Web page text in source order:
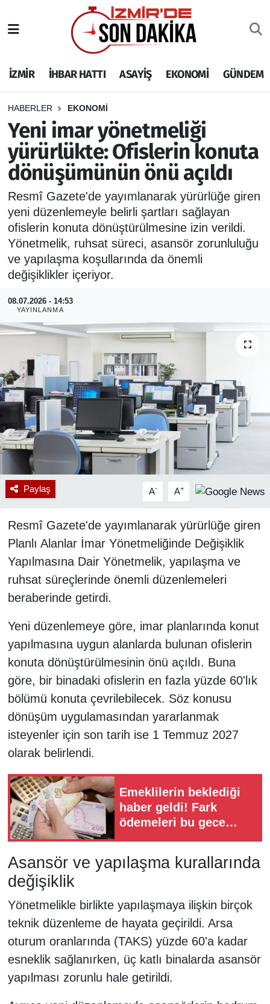
İZMİR İHBAR HATTI ASAYİŞ EKONOMİ GÜNDEM
HABERLER EKONOMİ
Yeni imar yönetmeliği
yürürlükte: Ofislerin konuta
dönüşümünün önü açıldı
Resmî Gazete'de yayımlanarak yürürlüğe giren
yeni düzenlemeyle belirli şartları sağlayan
ofislerin konuta dönüştürülmesine izin verildi.
Yönetmelik, ruhsat süreci, asansör zorunluluğu
ve yapılaşma koşullarında da önemli
değişiklikler içeriyor.
08.07.2026 - 14:53
YAYINLANMA
Paylaş A- A+
Resmî Gazete'de yayımlanarak yürürlüğe giren
Planlı Alanlar İmar Yönetmeliğinde Değişiklik
Yapılmasına Dair Yönetmelik, yapılaşma ve
ruhsat süreçlerinde önemli düzenlemeleri
beraberinde getirdi.
Yeni düzenlemeye göre, imar planlarında konut
yapılmasına uygun alanlarda bulunan ofislerin
konuta dönüştürülmesinin önü açıldı. Buna
göre, bir binadaki ofislerin en fazla yüzde 60'lık
bölümü konuta çevrilebilecek. Söz konusu
dönüşüm uygulamasından yararlanmak
isteyenler için son tarih ise 1 Temmuz 2027
olarak belirlendi.
Emeklilerin beklediği
haber geldi! Fark
ödemeleri bu gece
Asansör ve yapılaşma kurallarında
değişiklik
Yönetmelikle birlikte yapılaşmaya ilişkin birçok
teknik düzenleme de hayata geçirildi. Arsa
oturum oranlarında (TAKS) yüzde 60'a kadar
esneklik sağlanırken, üç katlı binalarda asansör
yapılması zorunlu hale getirildi.
İHBAR HATTI
DEPREM
GENEL
EKONOMİ
SİYASET
SPOR
ASAYİŞ
İzmir Nöbetçi Eczaneler
İzmir Hava Durumu
İzmir Namaz Vakitleri
İzmir Trafik Yoğunluk Haritası
Puan Durumu ve Fikstür
Tüm Manşetler
Son Dakika Haberleri
Haber Arşivi